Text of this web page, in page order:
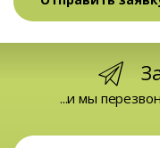
...и мы